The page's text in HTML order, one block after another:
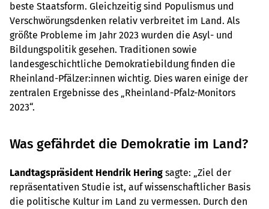
beste Staatsform. Gleichzeitig sind Populismus und
Verschwörungsdenken relativ verbreitet im Land. Als
größte Probleme im Jahr 2023 wurden die Asyl- und
Bildungspolitik gesehen. Traditionen sowie
landesgeschichtliche Demokratiebildung finden die
Rheinland-Pfälzer:innen wichtig. Dies waren einige der
zentralen Ergebnisse des „Rheinland-Pfalz-Monitors
2023“.
Was gefährdet die Demokratie im Land?
Landtagspräsident Hendrik Hering sagte: „Ziel der
repräsentativen Studie ist, auf wissenschaftlicher Basis
die politische Kultur im Land zu vermessen. Durch den